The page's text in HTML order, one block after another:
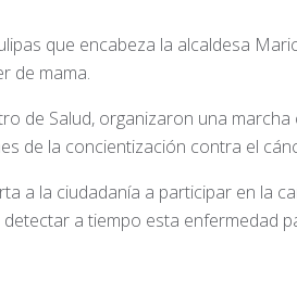
que encabeza la alcaldesa
de mama.
de Salud, organizaron una
de la concientización contra el
a la ciudadanía a participar en la
a tiempo esta enfermedad